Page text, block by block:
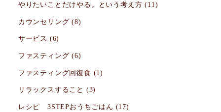
やりたいことだけやる。という考え方 (11)
カウンセリング (8)
サービス (6)
ファスティング (6)
ファスティング回復食 (1)
リラックスすること (3)
レシピ 3STEPおうちごはん (17)